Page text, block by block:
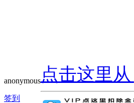
anonymous
签到
点击这里